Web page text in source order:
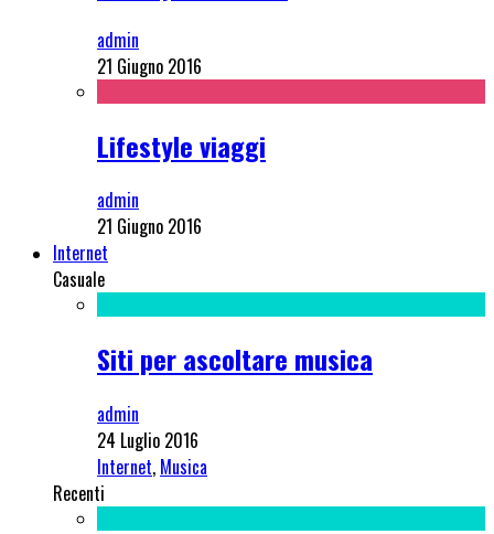
admin
21 Giugno 2016
Lifestyle viaggi
admin
21 Giugno 2016
Internet
Casuale
Siti per ascoltare musica
admin
24 Luglio 2016
Internet, Musica
Recenti